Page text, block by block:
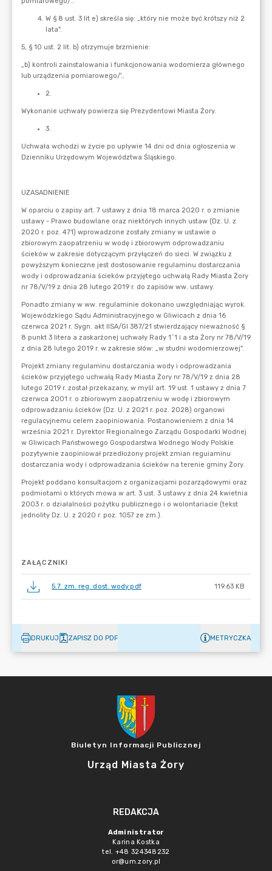
ZAŁĄCZNIKI
5.7. zm. reg. dost. wody.pdf 119.63 KB
DRUKUJ ZAPISZ DO PDF METRYCZKA
Biuletyn Informacji Publicznej
Urząd Miasta Żory
REDAKCJA
Administrator
Karina Kostka
tel. +48 324348232
or@um.zory.pl